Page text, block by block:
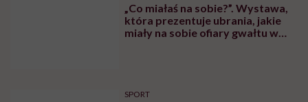
„Co miałaś na sobie?”. Wystawa,
która prezentuje ubrania, jakie
miały na sobie ofiary gwałtu w
SPORT